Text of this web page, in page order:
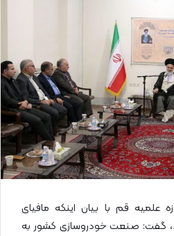
م
ی
ل
قم با بیان اینکه مافیای
گفت: صنعت خودروسازی کشور به